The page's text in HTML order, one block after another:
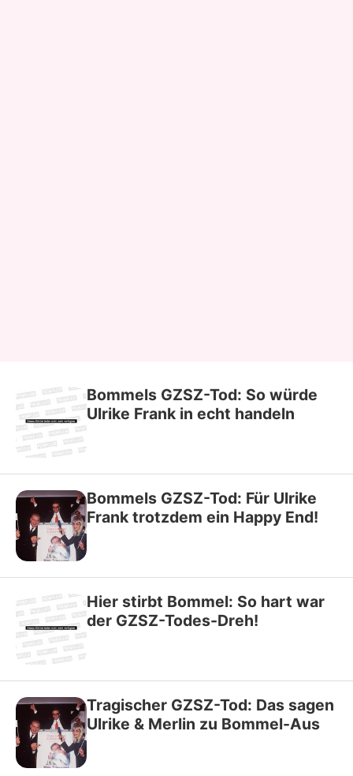
Bommels GZSZ-Tod: So würde
Ulrike Frank in echt handeln
Bommels GZSZ-Tod: Für Ulrike
Frank trotzdem ein Happy End!
Hier stirbt Bommel: So hart war
der GZSZ-Todes-Dreh!
Tragischer GZSZ-Tod: Das sagen
Ulrike & Merlin zu Bommel-Aus